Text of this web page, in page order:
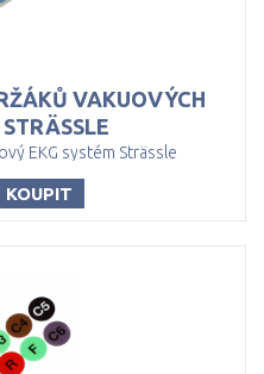
VAKUOVÝCH
EKG systém Strässle
KOUPIT